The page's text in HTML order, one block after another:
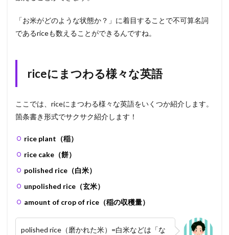
「お米がどのような状態か？」に着目することで不可算名詞
であるriceも数えることができるんですね。
riceにまつわる様々な英語
ここでは、riceにまつわる様々な英語をいくつか紹介します。
箇条書き形式でサクサク紹介します！
rice plant（稲）
rice cake（餅）
polished rice（白米）
unpolished rice（玄米）
amount of crop of rice（稲の収穫量）
polished rice（磨かれた米）=白米などは「な